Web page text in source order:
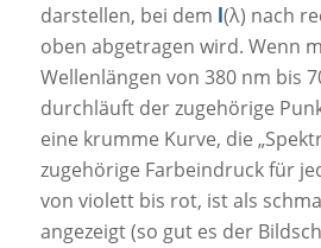
darstellen, bei dem l(λ) nach
oben abgetragen wird. Wenn
Wellenlängen von 380 nm bis
durchläuft der zugehörige
eine krumme Kurve, die
zugehörige Farbeindruck für
von violett bis rot, ist als
angezeigt (so gut es der